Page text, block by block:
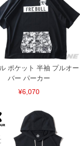
品は1本につき税込6,000円以
となります。）
す。
めご了承下さい。
にファスナーや調節ひもが付
、お客様がご使用の環境（コ
合がございます。予めご了承
すので店頭での売り違い、店
してしまう場合がございま
ポケット 半袖 プルオー
バー パーカー
¥6,070